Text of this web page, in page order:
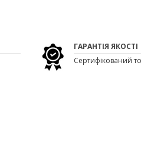
ГАРАНТІЯ ЯКОСТІ
Сертифікований